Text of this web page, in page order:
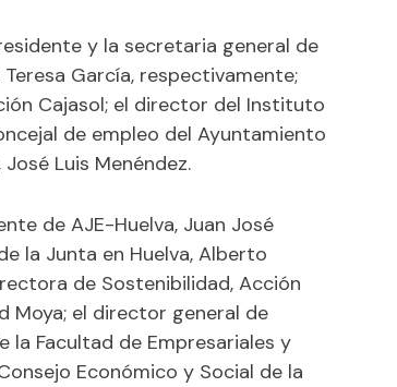
y la secretaria general de
García, respectivamente;
Cajasol; el director del Instituto
de empleo del Ayuntamiento
Luis Menéndez.
de AJE-Huelva, Juan José
la Junta en Huelva, Alberto
de Sostenibilidad, Acción
Moya; el director general de
la Facultad de Empresariales y
Económico y Social de la